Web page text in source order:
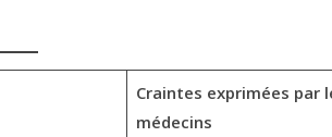
Craintes exprimées par
médecins